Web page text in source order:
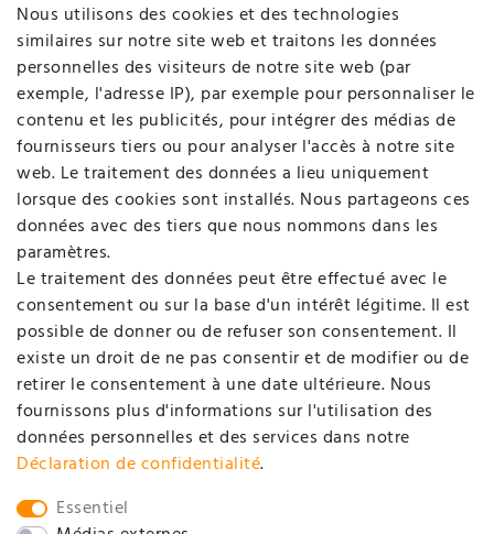
Rétracter le contrat ici
MON COMPTE
Enregistrer
Login
SOCIÉTÉ
Contact
Déclaration de protection de données
Conditions générales d'affaires / Informations pour
clients
Mentions légales
SOCIAL
Nous utilisons des cookies et des technologies
similaires sur notre site web et traitons les données
personnelles des visiteurs de notre site web (par
exemple, l'adresse IP), par exemple pour personnaliser le
contenu et les publicités, pour intégrer des médias de
fournisseurs tiers ou pour analyser l'accès à notre site
web. Le traitement des données a lieu uniquement
lorsque des cookies sont installés. Nous partageons ces
données avec des tiers que nous nommons dans les
paramètres.
Le traitement des données peut être effectué avec le
consentement ou sur la base d'un intérêt légitime. Il est
possible de donner ou de refuser son consentement. Il
existe un droit de ne pas consentir et de modifier ou de
retirer le consentement à une date ultérieure. Nous
fournissons plus d'informations sur l'utilisation des
données personnelles et des services dans notre
Déclaration de confidentialité.
Essentiel